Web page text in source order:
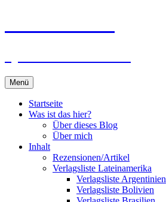
Menü
Startseite
Was ist das hier?
Über dieses Blog
Über mich
Inhalt
Rezensionen/Artikel
Verlagsliste Lateinamerika
Verlagsliste Argentinien
Verlagsliste Bolivien